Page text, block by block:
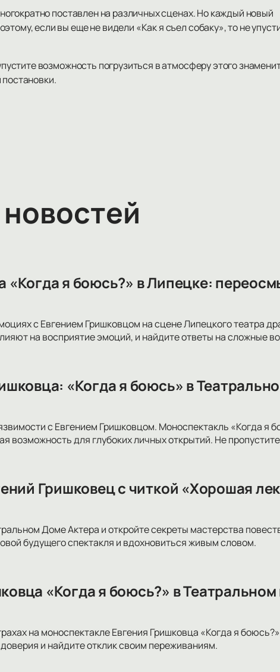
поставлен на различных сценах. Но каждый новый
если вы еще не видели «Как я съел собаку», то не
возможность погрузиться в атмосферу этого
«Когда я боюсь?» в Липецке:
с Евгением Гришковцом на сцене Липецкого театра
на восприятие эмоций, и найдите ответы на сложные
«Когда я боюсь» в
с Евгением Гришковцом. Моноспектакль «Когда я
возможность для глубоких личных открытий. Не
Гришковец с читкой «Хорошая
Доме Актера и откройте секреты мастерства
будущего спектакля и вдохновиться живым словом.
«Когда я боюсь?» в
на моноспектакле Евгения Гришковца «Когда я
и найдите отклик своим переживаниям.